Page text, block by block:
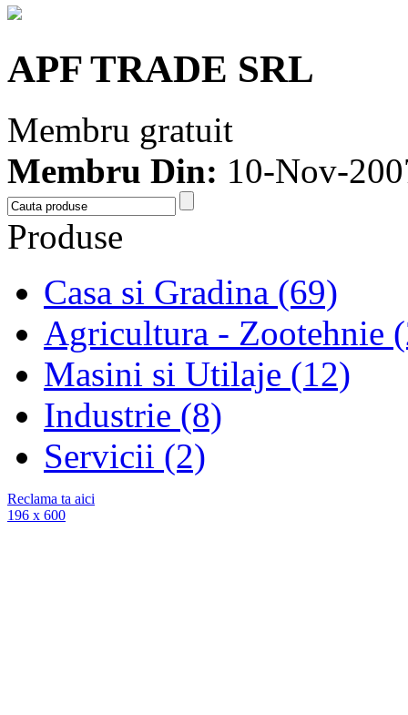
APF TRADE SRL
Membru gratuit
Membru Din: 10-Nov-
Produse
Casa si Gradina (69)
Agricultura - Zootehnie
Masini si Utilaje (12)
Industrie (8)
Servicii (2)
Reclama ta aici
196 x 600